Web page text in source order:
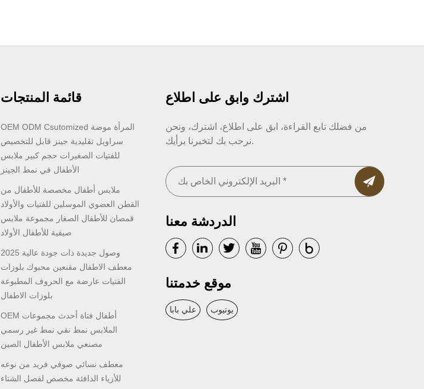
قائمة المنتجات
OEM ODM Csutomized المرأة موضة
سراويل تقليدية جينز قابل للتخصيص
للفتيات الصغيرات حجم كبير ملابس
الأطفال في نمط الجينز
ملابس أطفال مخصصة للأطفال من
القطن العضوي الموسلين للفتيات والأولاد
قمصان للأطفال الصغار مجموعة ملابس
صيفية للأطفال الأولاد
2025 وصول جديدة ذات جودة عالية
معطف الاطفال مقنعين محبوك بلوزات
الفتيات عارضة مع الحروف المطبوعة
بلوزات الاطفال
OEM أطفال فتاة أحدث مجموعات
الملابس نمط نقي نمط غير رسمي
مصنعي ملابس الأطفال الصين
معطف نسائي صوفي فريد من نوعه
للأزياء الدافئة مخصص لفصل الشتاء
اشترك وابق على اطلاع
من فضلك تابع القراءة، ابق على اطلاع، اشترك، ونحن
نرحب بك لتخبرنا برأيك.
الدردشة معنا
موقع خدمتنا
علي بابا يوتيوب